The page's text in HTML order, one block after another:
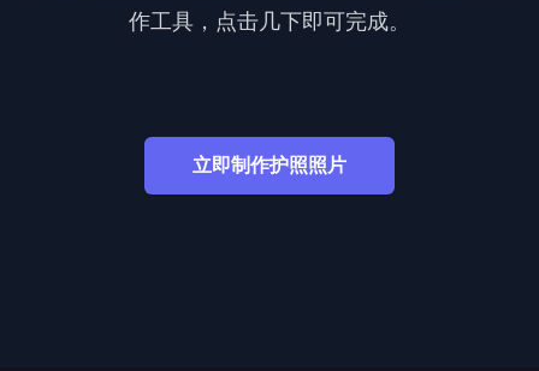
作工具，点击几下即可完成。
立即制作护照照片